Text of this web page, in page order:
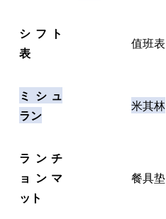
シフト
表
值班表
ミシュ
ラン
米其林
ランチ
ョンマ
ット
餐具垫